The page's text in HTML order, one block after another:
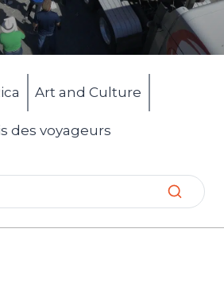
Art and Culture
des voyageurs